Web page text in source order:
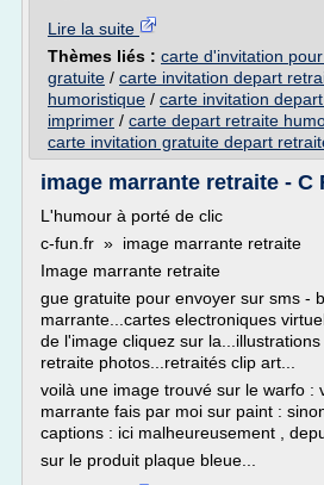
Lire la suite
Thèmes liés : carte d'invitation
gratuite / carte invitation depart
humoristique / carte invitation
imprimer / carte depart retraite
carte invitation gratuite depart
image marrante retraite - C
L'humour à porté de clic
c-fun.fr » image marrante retraite
Image marrante retraite
gue gratuite pour envoyer sur sms -
marrante...cartes electroniques
de l'image cliquez sur
retraite photos...retraités clip art...
voilà une image trouvé sur le warfo :
marrante fais par moi sur paint :
captions : ici malheureusement ,
sur le produit plaque bleue...